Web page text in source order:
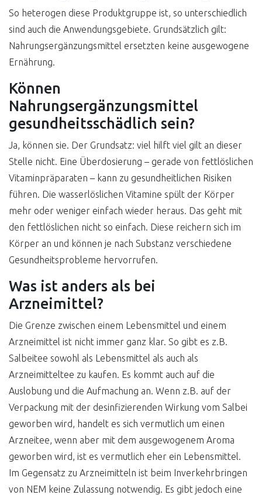
So heterogen diese Produktgruppe ist, so unterschiedlich
sind auch die Anwendungsgebiete. Grundsätzlich gilt:
Nahrungsergänzungsmittel ersetzten keine ausgewogene
Ernährung.
Können
Nahrungsergänzungsmittel
gesundheitsschädlich sein?
Ja, können sie. Der Grundsatz: viel hilft viel gilt an dieser
Stelle nicht. Eine Überdosierung – gerade von fettlöslichen
Vitaminpräparaten – kann zu gesundheitlichen Risiken
führen. Die wasserlöslichen Vitamine spült der Körper
mehr oder weniger einfach wieder heraus. Das geht mit
den fettlöslichen nicht so einfach. Diese reichern sich im
Körper an und können je nach Substanz verschiedene
Gesundheitsprobleme hervorrufen.
Was ist anders als bei
Arzneimittel?
Die Grenze zwischen einem Lebensmittel und einem
Arzneimittel ist nicht immer ganz klar. So gibt es z.B.
Salbeitee sowohl als Lebensmittel als auch als
Arzneimitteltee zu kaufen. Es kommt auch auf die
Auslobung und die Aufmachung an. Wenn z.B. auf der
Verpackung mit der desinfizierenden Wirkung vom Salbei
geworben wird, handelt es sich vermutlich um einen
Arzneitee, wenn aber mit dem ausgewogenem Aroma
geworben wird, ist es vermutlich eher ein Lebensmittel.
Im Gegensatz zu Arzneimitteln ist beim Inverkehrbringen
von NEM keine Zulassung notwendig. Es gibt jedoch eine